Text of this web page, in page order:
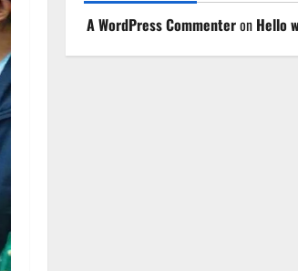
A WordPress Commenteron Hello